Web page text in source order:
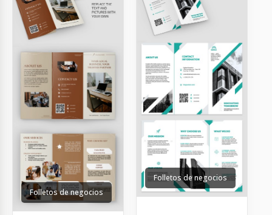
Folletos de negocios
Folletos de negocios